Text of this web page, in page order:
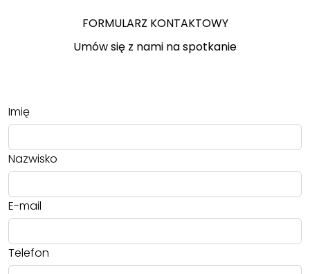
FORMULARZ KONTAKTOWY
Umów się z nami na spotkanie
Imię
Nazwisko
E-mail
Telefon